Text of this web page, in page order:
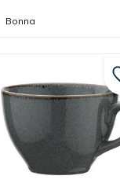
som passar koppen.
Bonna
i favoriter